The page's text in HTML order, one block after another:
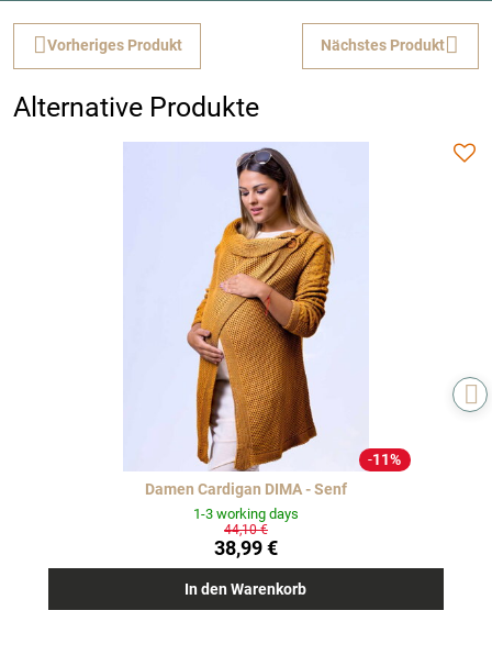
Vorheriges Produkt Nächstes Produkt
Alternative Produkte
11%
Damen Cardigan DIMA - Senf
1-3 working days
38,99 €
44,10 €
In den Warenkorb